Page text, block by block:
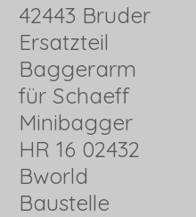
42443 Bruder
Ersatzteil
Baggerarm
für Schaeff
Minibagger
HR 16 02432
Bworld
Baustelle